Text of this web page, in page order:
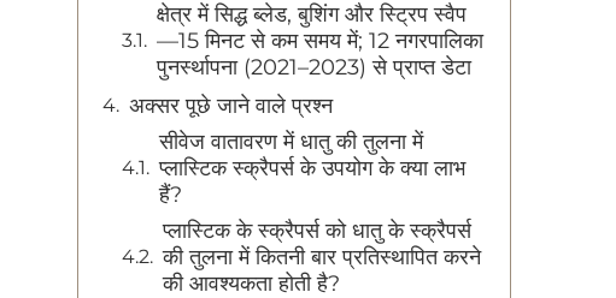
क्षेत्र में सिद्ध ब्लेड, बुशिंग और स्ट्रिप स्वैप
—15 मिनट से कम समय में; 12 नगरपालिका
पुनर्स्थापना (2021–2023) से प्राप्त डेटा
अक्सर पूछे जाने वाले प्रश्न
सीवेज वातावरण में धातु की तुलना में
प्लास्टिक स्क्रैपर्स के उपयोग के क्या लाभ
हैं?
प्लास्टिक के स्क्रैपर्स को धातु के स्क्रैपर्स
की तुलना में कितनी बार प्रतिस्थापित करने
की आवश्यकता होती है?